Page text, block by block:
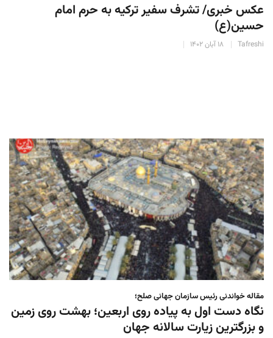
عکس خبری/ تشرف سفیر ترکیه به حرم امام
حسین(ع)
Tafreshi ۱۸ آبان ۱۴۰۲
مقاله خواندنی رئیس سازمان جهانی صلح؛
نگاه دست اول به پیاده روی اربعین؛ بهشت روی زمین
و بزرگترین زیارت سالانه جهان